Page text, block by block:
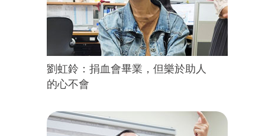
劉虹鈴：捐血會畢業，但樂於助人
的心不會